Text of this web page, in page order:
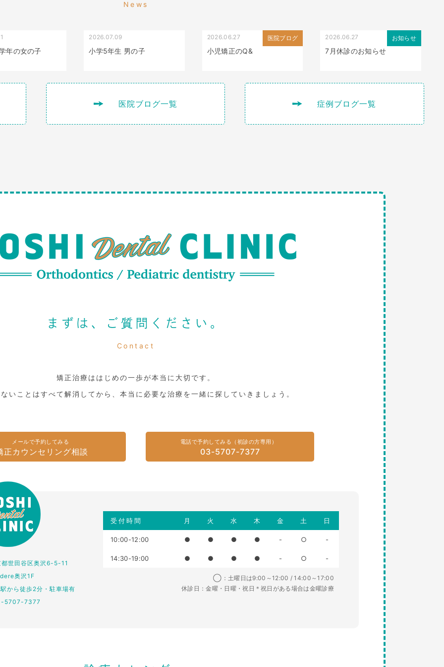
News
年の女の子
2026.07.09
小学5年生 男の子
医院ブログ
2026.06.27
小児矯正のQ&
お知らせ
2026.06.27
7月休診のお知らせ
医院ブログ一覧 症例ブログ一覧
まずは、ご質問ください。
Contact
矯正治療ははじめの一歩が本当に大切です。
いことはすべて解消してから、本当に必要な治療を一緒に探していきましょう。
メールで予約してみる
正カウンセリング相談
電話で予約してみる（初診の方専用）
03-5707-7377
世田谷区奥沢6-5-11
奥沢1F
から徒歩2分・駐車場有
5707-7377
受付時間 月 火 水 木 金 土 日
10:00-12:00 ● ● ● ● - ○ -
14:30-19:00 ● ● ● ● - ○ -
◯：土曜日は9:00～12:00 / 14:00～17:00
休診日：金曜・日曜・祝日＊祝日がある場合は金曜診療